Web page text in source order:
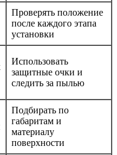
Проверять положение
после каждого этапа
установки
Использовать
защитные очки и
следить за пылью
Подбирать по
габаритам и
материалу
поверхности